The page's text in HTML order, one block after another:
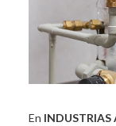
En INDUSTRIAS